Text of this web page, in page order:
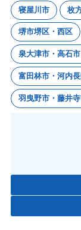
寝屋川市 枚
堺市堺区・西区
泉大津市・高石
富田林市・河内
羽曳野市・藤井